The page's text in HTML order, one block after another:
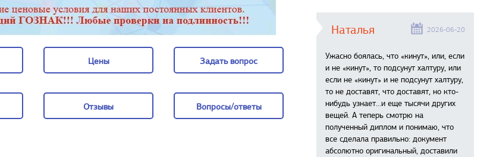
Цены Задать вопрос
Отзывы Вопросы/ответы
Наталья 2026-06-20
Ужасно боялась, что «кинут», или, если
и не «кинут», то подсунут халтуру, или
если не «кинут» и не подсунут халтуру,
то не доставят, что доставят, но кто-
нибудь узнает...и еще тысячи других
вещей. А теперь смотрю на
полученный диплом и понимаю, что
все сделала правильно: документ
абсолютно оригинальный, доставили